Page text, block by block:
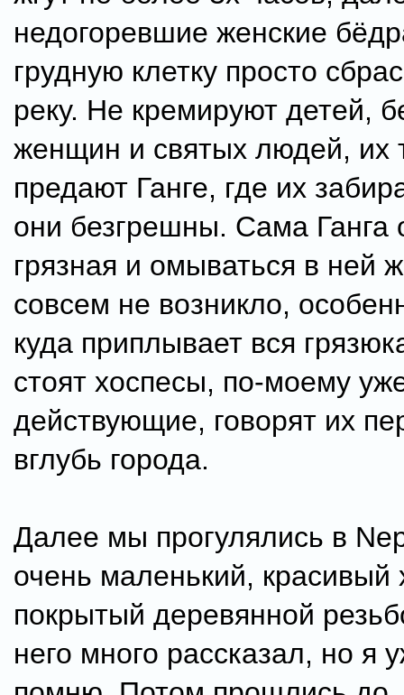
недогоревшие женские
грудную клетку просто
реку. Не кремируют детей,
женщин и святых людей, их
предают Ганге, где их
они безгрешны. Сама Ганга
грязная и омываться в ней
совсем не возникло,
куда приплывает вся
стоят хоспесы, по-моему
действующие, говорят их
вглубь города.
Далее мы прогулялись в
очень маленький, красивый
покрытый деревянной
него много рассказал, но я